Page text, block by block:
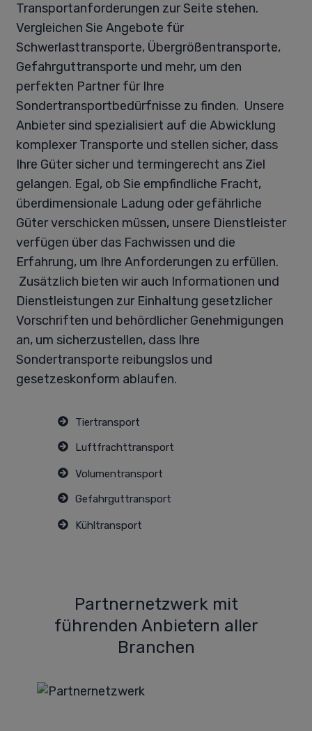
Transportanforderungen zur Seite stehen.
Vergleichen Sie Angebote für
Schwerlasttransporte, Übergrößentransporte,
Gefahrguttransporte und mehr, um den
perfekten Partner für Ihre
Sondertransportbedürfnisse zu finden. Unsere
Anbieter sind spezialisiert auf die Abwicklung
komplexer Transporte und stellen sicher, dass
Ihre Güter sicher und termingerecht ans Ziel
gelangen. Egal, ob Sie empfindliche Fracht,
überdimensionale Ladung oder gefährliche
Güter verschicken müssen, unsere Dienstleister
verfügen über das Fachwissen und die
Erfahrung, um Ihre Anforderungen zu erfüllen.
Zusätzlich bieten wir auch Informationen und
Dienstleistungen zur Einhaltung gesetzlicher
Vorschriften und behördlicher Genehmigungen
an, um sicherzustellen, dass Ihre
Sondertransporte reibungslos und
gesetzeskonform ablaufen.
Tiertransport
Luftfrachttransport
Volumentransport
Gefahrguttransport
Kühltransport
Partnernetzwerk mit
führenden Anbietern aller
Branchen